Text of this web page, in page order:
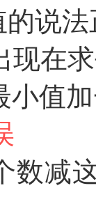
说
现在
小值
数减